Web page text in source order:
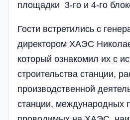
площадки 3-го и 4-го
Гости встретились с
директором ХАЭС
который ознакомил их с
строительства станции,
производственной
станции, международных